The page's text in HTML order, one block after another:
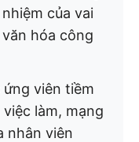
của vai
hóa công
viên tiềm
làm, mạng
nhân viên